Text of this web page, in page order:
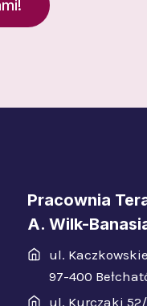
Pracownia
A. Wilk-
ul.
97-400
ul. Kurczaki 52/